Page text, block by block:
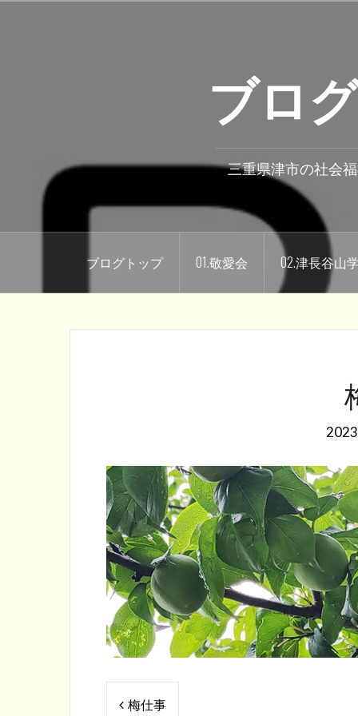
ブロ
三重県津市の社会
ブログトップ 01.敬愛会 02.津長谷山
投梅仕事